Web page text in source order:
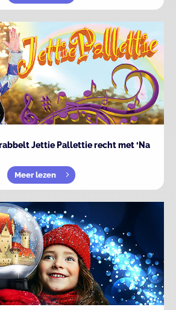
Jettie Pallettie recht met ‘Na
Meer lezen